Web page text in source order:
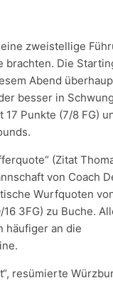
zweistellige
brachten. Die
Abend
besser in
Punkte (7/8 FG)
(Zitat
von Coach
Wurfquoten
3FG) zu Buche.
häufiger an die
resümierte